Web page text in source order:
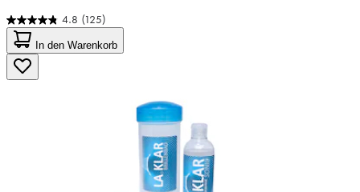
4.8 (125)
4.8
von
5
Sternen.
125
In den Warenkorb